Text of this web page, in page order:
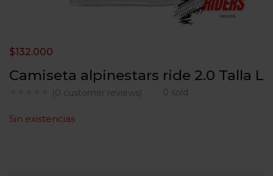
Camiseta alpinestars ride 2.0 Talla L
(0 customer reviews) 0 sold
$132.000
Sin existencias